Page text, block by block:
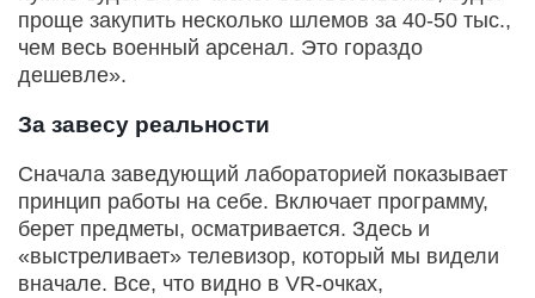
проще закупить несколько шлемов за 40-50 тыс.,
чем весь военный арсенал. Это гораздо
дешевле».
За завесу реальности
Сначала заведующий лабораторией показывает
принцип работы на себе. Включает программу,
берет предметы, осматривается. Здесь и
«выстреливает» телевизор, который мы видели
вначале. Все, что видно в VR-очках,